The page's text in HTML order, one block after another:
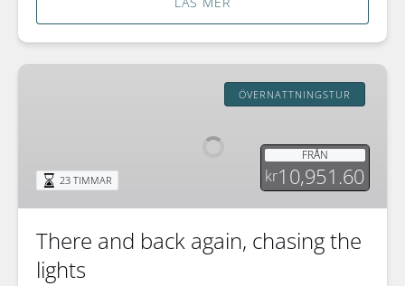
There
lights
ÖVERNATTNINGSTUR
FRÅN
kr10,951.60
23 TIMMAR
There and back again, chasing the
lights